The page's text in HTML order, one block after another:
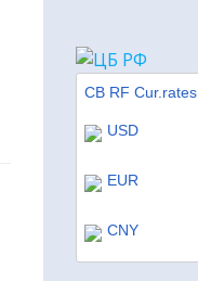
CB RF Cur.rates
USD
EUR
CNY